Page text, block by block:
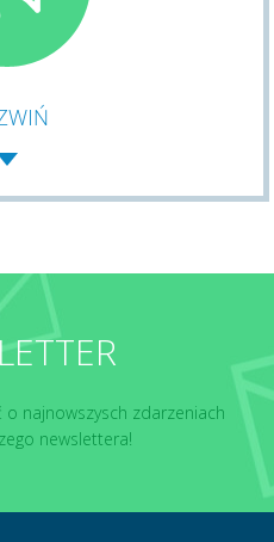
o najnowszysch zdarzeniach
newslettera!